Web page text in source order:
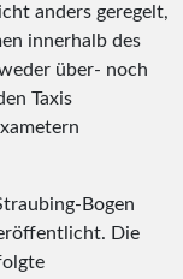
anders geregelt,
innerhalb des
über- noch
Taxis
Bogen
Die